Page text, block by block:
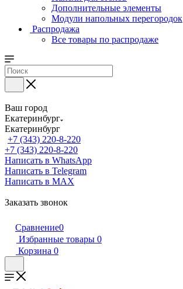
Дополнительные элементы
Модули напольных перегородок
Распродажа
Все товары по распродаже
Ваш город
Екатеринбург
Екатеринбург
+7 (343) 220-8-220
+7 (343) 220-8-220
Написать в WhatsApp
Написать в Telegram
Написать в MAX
Заказать звонок
Сравнение0
Избранные товары 0
Корзина 0